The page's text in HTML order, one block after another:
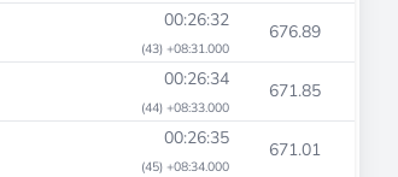
00:26:32
(43) +08:31.000
676.89
00:26:34
(44) +08:33.000
671.85
00:26:35
(45) +08:34.000
671.01